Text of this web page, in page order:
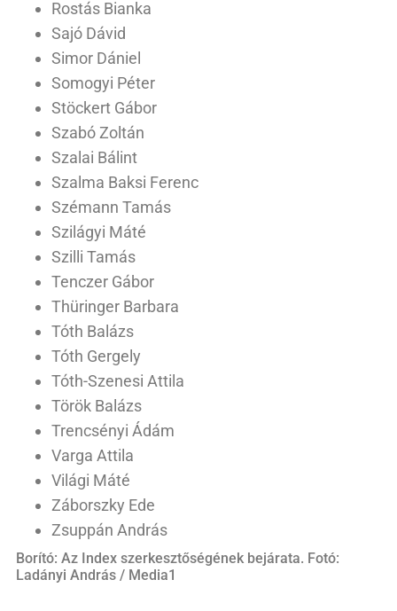
Rostás Bianka
Sajó Dávid
Simor Dániel
Somogyi Péter
Stöckert Gábor
Szabó Zoltán
Szalai Bálint
Szalma Baksi Ferenc
Szémann Tamás
Szilágyi Máté
Szilli Tamás
Tenczer Gábor
Thüringer Barbara
Tóth Balázs
Tóth Gergely
Tóth-Szenesi Attila
Török Balázs
Trencsényi Ádám
Varga Attila
Világi Máté
Záborszky Ede
Zsuppán András
Borító: Az Index szerkesztőségének bejárata. Fotó:
Ladányi András / Media1